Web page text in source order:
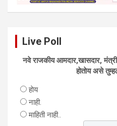
Live Poll
नवे राजकीय आमदार,खासदार,
हाेताेय असे
हाेय
नाही.
माहिती नाही..